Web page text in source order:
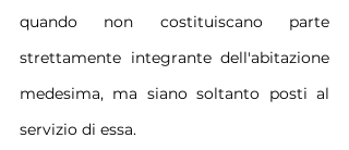
quando non costituiscano parte
strettamente integrante dell'abitazione
medesima, ma siano soltanto posti al
servizio di essa.